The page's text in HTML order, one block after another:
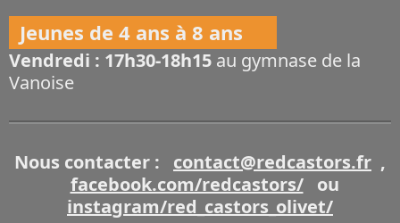
Jeunes de 4 ans à 8 ans
Vendredi : 17h30-18h15 au gymnase de la
Vanoise
Nous contacter : contact@redcastors.fr ,
facebook.com/redcastors/
ou
instagram/red_castors_olivet/